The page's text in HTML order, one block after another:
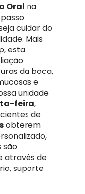
Oral na
cuidar do
Mais
esta
da boca,
e
unidade
feira,
de
obterem
são
através de
suporte